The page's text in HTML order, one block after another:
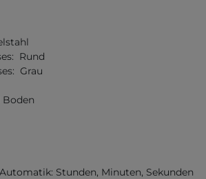
Rund
Grau
Stunden, Minuten, Sekunden